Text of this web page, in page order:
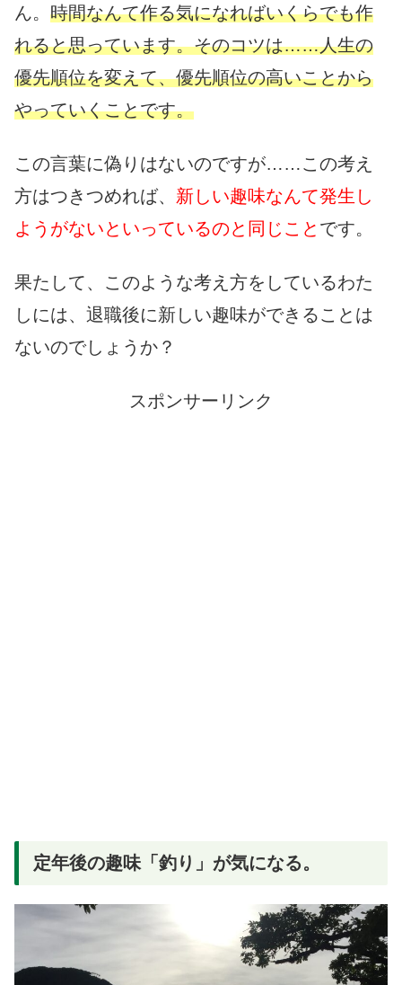
ん。 時間なんて作る気になればいくらでも作
れると思っています。そのコツは……人生の
優先順位を変えて、優先順位の高いことから
やっていくことです。
この言葉に偽りはないのですが……この考え
方はつきつめれば、 新しい趣味なんて発生し
ようがないといっているのと同じこと です。
果たして、このような考え方をしているわた
しには、退職後に新しい趣味ができることは
ないのでしょうか？
スポンサーリンク
定年後の趣味「釣り」が気になる。